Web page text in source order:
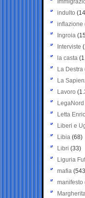
indulto
inflazione
Ingroia
Interviste
la casta
La Destra
La
Lavoro
LegaNord
Letta
Liberi e
Libia (68)
Libri (33)
Liguria
mafia
manifesto